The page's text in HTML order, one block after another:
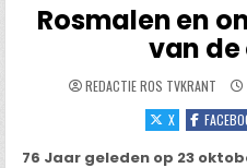
Rosmalen en
van
REDACTIE ROS TVKRANT
X
76 Jaar geleden op 23